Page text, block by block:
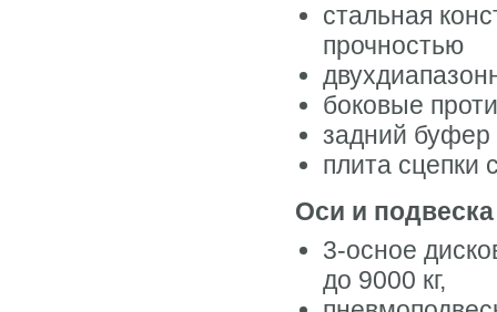
стальная
прочностью
боковые
задний
плита
Оси и подвеска
3-осное
до 9000 кг,